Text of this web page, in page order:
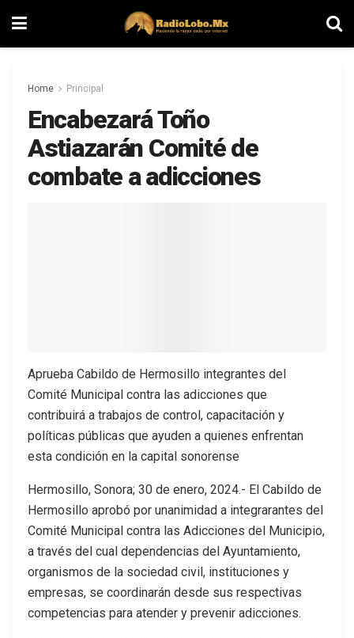
Home Principal
Encabezará Toño
Astiazarán Comité de
combate a adicciones
Aprueba Cabildo de Hermosillo integrantes del
Comité Municipal contra las adicciones que
contribuirá a trabajos de control, capacitación y
políticas públicas que ayuden a quienes enfrentan
esta condición en la capital sonorense
Hermosillo, Sonora; 30 de enero, 2024.- El Cabildo de
Hermosillo aprobó por unanimidad a integrarantes del
Comité Municipal contra las Adicciones del Municipio,
a través del cual dependencias del Ayuntamiento,
organismos de la sociedad civil, instituciones y
empresas, se coordinarán desde sus respectivas
competencias para atender y prevenir adicciones.